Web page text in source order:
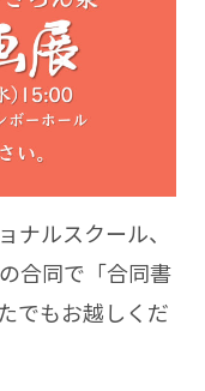
ナルスクール、
合同で「合同書
でもお越しくだ